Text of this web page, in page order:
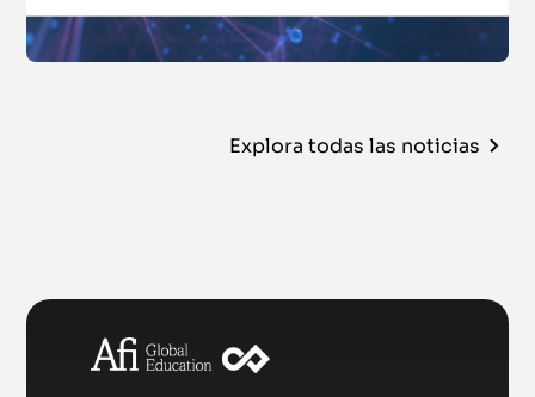
Explora todas las noticias